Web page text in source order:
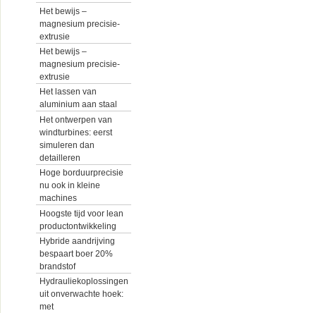
Het bewijs –
magnesium precisie-
extrusie
Het bewijs –
magnesium precisie-
extrusie
Het lassen van
aluminium aan staal
Het ontwerpen van
windturbines: eerst
simuleren dan
detailleren
Hoge borduurprecisie
nu ook in kleine
machines
Hoogste tijd voor lean
productontwikkeling
Hybride aandrijving
bespaart boer 20%
brandstof
Hydrauliekoplossingen
uit onverwachte hoek:
met